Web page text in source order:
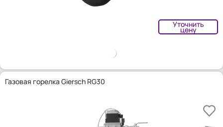
Уточнить
цену
Газовая горелка Giersch RG30